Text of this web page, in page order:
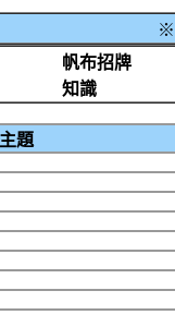
※
帆布招牌
知識
主題